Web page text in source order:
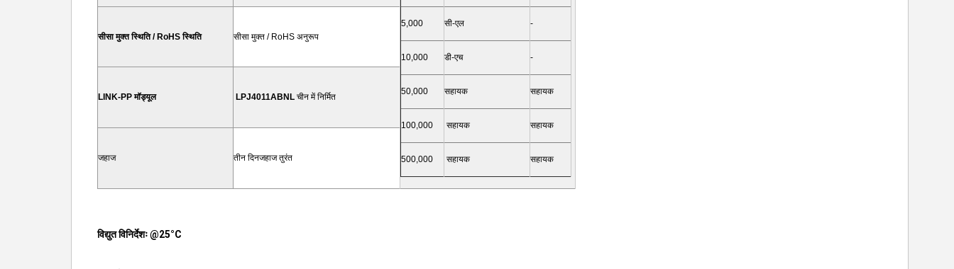
5,000 सी-एल -
10,000 डी-एच -
50,000 सहायक सहायक
100,000 सहायक सहायक
500,000 सहायक सहायक
सीसा मुक्त स्थिति / RoHS स्थिति सीसा मुक्त / RoHS अनुरूप
LINK-PP मॉड्यूल LPJ4011ABNL चीन में निर्मित
जहाज तीन दिनजहाज तुरंत
विद्युत विनिर्देशः @25°C